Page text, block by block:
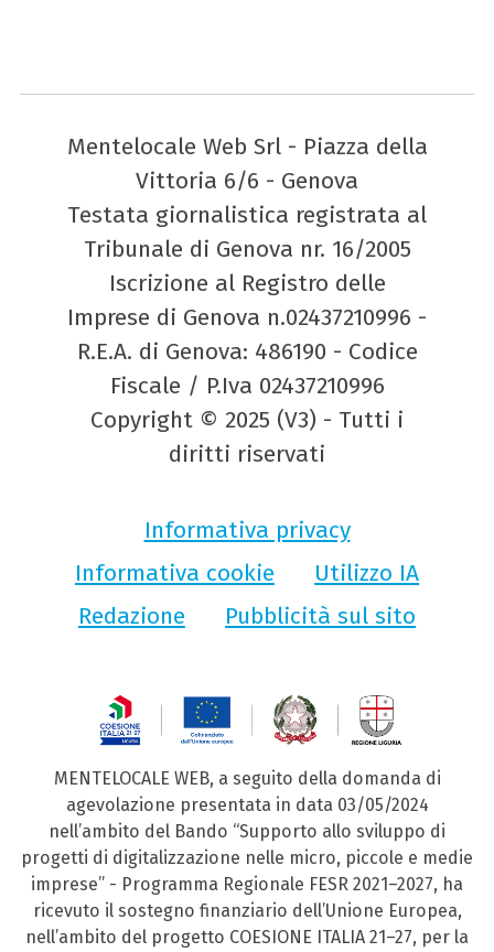
Mentelocale Web Srl - Piazza della
Vittoria 6/6 - Genova
Testata giornalistica registrata al
Tribunale di Genova nr. 16/2005
Iscrizione al Registro delle
Imprese di Genova n.02437210996 -
R.E.A. di Genova: 486190 - Codice
Fiscale / P.Iva 02437210996
Copyright © 2025 (V3) - Tutti i
diritti riservati
Informativa privacy
Informativa cookie
Utilizzo IA
Redazione
Pubblicità sul sito
MENTELOCALE WEB, a seguito della domanda di
agevolazione presentata in data 03/05/2024
nell’ambito del Bando “Supporto allo sviluppo di
progetti di digitalizzazione nelle micro, piccole e medie
imprese” - Programma Regionale FESR 2021–2027, ha
ricevuto il sostegno finanziario dell’Unione Europea,
nell’ambito del progetto COESIONE ITALIA 21–27, per la